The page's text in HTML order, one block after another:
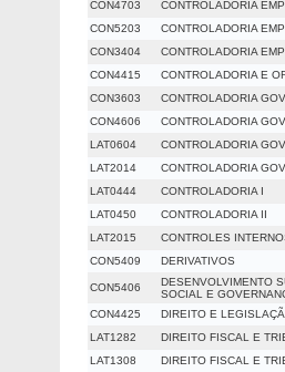
CON4703
CONTROLADORIA
CON5203
CONTROLADORIA
CON3404
CONTROLADORIA
CON4415
CONTROLADORIA E
CON3603
CONTROLADORIA
CON4606
CONTROLADORIA
LAT0604
CONTROLADORIA
LAT2014
CONTROLADORIA
LAT0444
CONTROLADORIA I
LAT0450
CONTROLADORIA II
LAT2015
CONTROLES
CON5409
DERIVATIVOS
CON5406
DESENVOLVIMENTO
SOCIAL E
CON4425
DIREITO E
LAT1282
DIREITO FISCAL E
LAT1308
DIREITO FISCAL E